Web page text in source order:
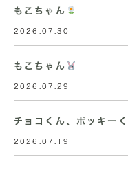
もこちゃん
2026.07.30
もこちゃん
2026.07.29
チョコくん、ポッキー
2026.07.19